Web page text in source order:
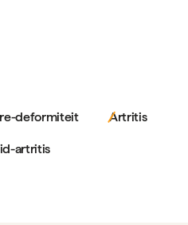
deformiteit Artritis
artritis